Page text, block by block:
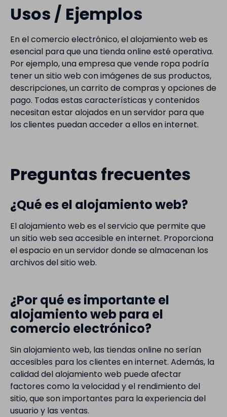
Usos / Ejemplos
En el comercio electrónico, el alojamiento web es
esencial para que una tienda online esté operativa.
Por ejemplo, una empresa que vende ropa podría
tener un sitio web con imágenes de sus productos,
descripciones, un carrito de compras y opciones de
pago. Todas estas características y contenidos
necesitan estar alojados en un servidor para que
los clientes puedan acceder a ellos en internet.
Preguntas frecuentes
¿Qué es el alojamiento web?
El alojamiento web es el servicio que permite que
un sitio web sea accesible en internet. Proporciona
el espacio en un servidor donde se almacenan los
archivos del sitio web.
¿Por qué es importante el
alojamiento web para el
comercio electrónico?
Sin alojamiento web, las tiendas online no serían
accesibles para los clientes en internet. Además, la
calidad del alojamiento web puede afectar
factores como la velocidad y el rendimiento del
sitio, que son importantes para la experiencia del
usuario y las ventas.